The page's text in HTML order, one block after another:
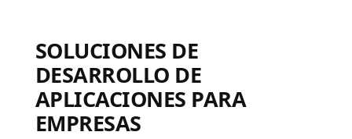
SOLUCIONES DE
DESARROLLO DE
APLICACIONES PARA
EMPRESAS